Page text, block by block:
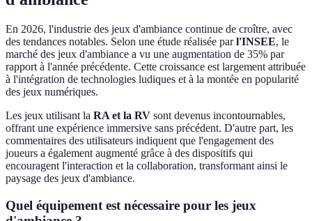
En 2026, l'industrie des jeux d'ambiance continue de croître, avec
des tendances notables. Selon une étude réalisée parl'INSEE, le
marché des jeux d'ambiance a vu une augmentation de 35% par
rapport à l'année précédente. Cette croissance est largement attribuée
à l'intégration de technologies ludiques et à la montée en popularité
des jeux numériques.
Les jeux utilisant la RA et la RV sont devenus incontournables,
offrant une expérience immersive sans précédent. D'autre part, les
commentaires des utilisateurs indiquent que l'engagement des
joueurs a également augmenté grâce à des dispositifs qui
encouragent l'interaction et la collaboration, transformant ainsi le
paysage des jeux d'ambiance.
Quel équipement est nécessaire pour les jeux